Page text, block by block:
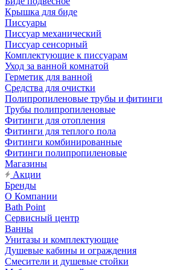
Крышка для биде
Писсуары
Писсуар механический
Писсуар сенсорный
Комплектующие к писсуарам
Уход за ванной комнатой
Герметик для ванной
Средства для очистки
Полипропиленовые трубы и фитинги
Трубы полипропиленовые
Фитинги для отопления
Фитинги для теплого пола
Фитинги комбинированные
Фитинги полипропиленовые
Магазины
Акции
Бренды
О Компании
Bath Point
Сервисный центр
Ванны
Унитазы и комплектующие
Душевые кабины и ограждения
Смесители и душевые стойки